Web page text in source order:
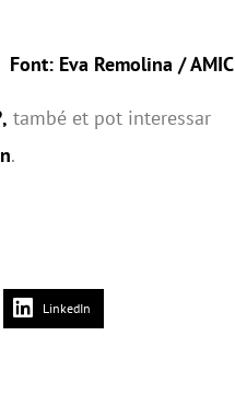
Font: Eva Remolina / AMIC
també et pot interessar
.
LinkedIn